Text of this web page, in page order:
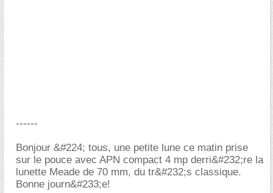
------
Bonjour &#224; tous, une petite lune ce matin prise
sur le pouce avec APN compact 4 mp derri&#232;re la
lunette Meade de 70 mm, du tr&#232;s classique.
Bonne journ&#233;e!